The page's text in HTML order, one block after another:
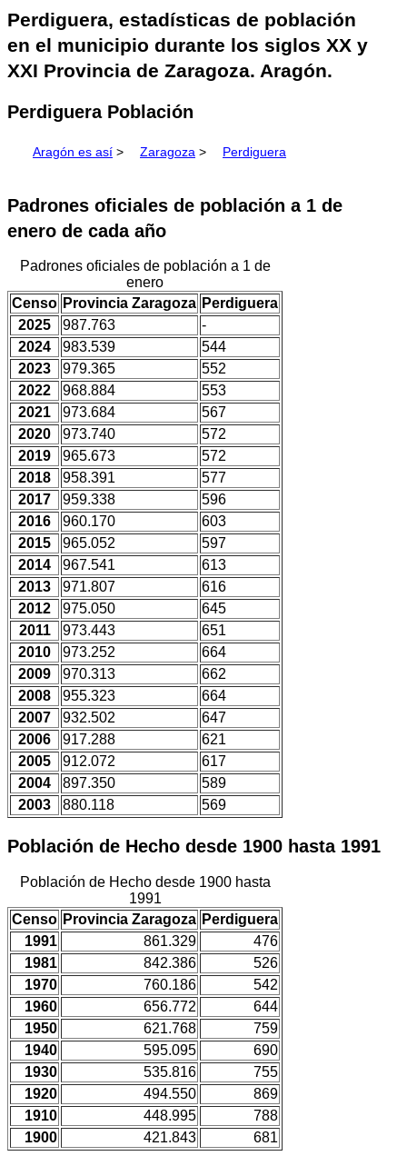
Perdiguera, estadísticas de población
en el municipio durante los siglos XX y
XXI Provincia de Zaragoza. Aragón.
Perdiguera Población
Aragón es así > Zaragoza > Perdiguera
Padrones oficiales de población a 1 de
enero de cada año
Padrones oficiales de población a 1 de
enero
Censo Provincia Zaragoza Perdiguera
2025
987.763
-
2024
983.539
544
2023
979.365
552
2022
968.884
553
2021
973.684
567
2020
973.740
572
2019
965.673
572
2018
958.391
577
2017
959.338
596
2016
960.170
603
2015
965.052
597
2014
967.541
613
2013
971.807
616
2012
975.050
645
2011
973.443
651
2010
973.252
664
2009
970.313
662
2008
955.323
664
2007
932.502
647
2006
917.288
621
2005
912.072
617
2004
897.350
589
2003
880.118 569
Población de Hecho desde 1900 hasta 1991
Población de Hecho desde 1900 hasta
1991
Censo Provincia Zaragoza Perdiguera
1991
861.329
476
1981
842.386
526
1970
760.186
542
1960
656.772
644
1950
621.768
759
1940
595.095
690
1930
535.816
755
1920
494.550
869
1910
448.995
788
1900
421.843 681